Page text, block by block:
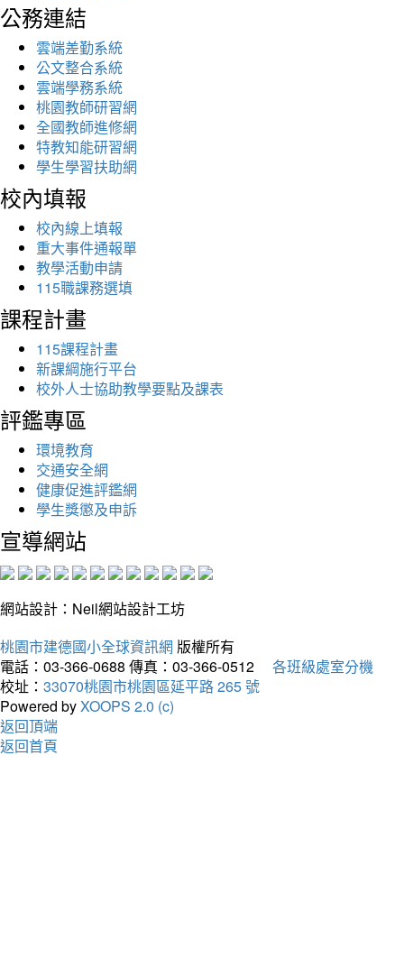
公務連結
雲端差勤系統
公文整合系統
雲端學務系統
桃園教師研習網
全國教師進修網
特教知能研習網
學生學習扶助網
校內填報
校內線上填報
重大事件通報單
教學活動申請
115職課務選填
課程計畫
115課程計畫
新課綱施行平台
校外人士協助教學要點及課表
評鑑專區
環境教育
交通安全網
健康促進評鑑網
學生獎懲及申訴
宣導網站
網站設計：Neil網站設計工坊
桃園市建德國小全球資訊網 版權所有
電話：03-366-0688 傳真：03-366-0512
各班級處室分機
校址： 33070桃園市桃園區延平路 265 號
Powered byXOOPS 2.0 (c)
返回頂端
返回首頁